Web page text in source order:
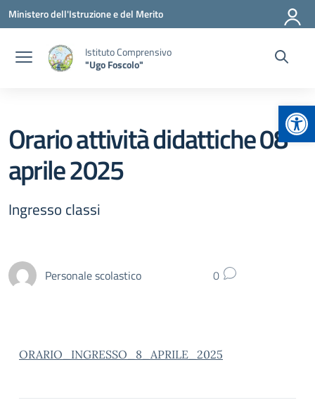
Vai ai contenuti
Vai al menu di navigazione
Vai al footer
Ministero dell'Istruzione e del Merito
Istituto Comprensivo
"Ugo Foscolo"
Orario attività didattiche 08
aprile 2025
Ingresso classi
Personale scolastico 0
ORARIO_INGRESSO_8_APRILE_2025